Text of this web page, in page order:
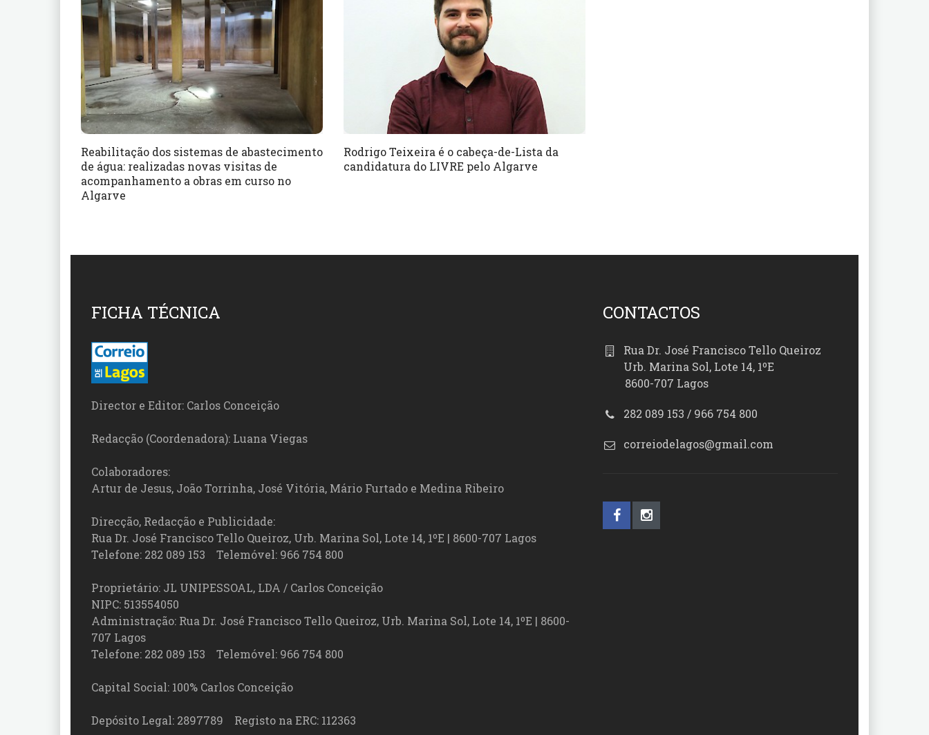
Reabilitação dos sistemas de abastecimento
de água: realizadas novas visitas de
acompanhamento a obras em curso no
Algarve
Rodrigo Teixeira é o cabeça-de-Lista da
candidatura do LIVRE pelo Algarve
FICHA TÉCNICA
Director e Editor: Carlos Conceição
Redacção (Coordenadora): Luana Viegas
Colaboradores:
Artur de Jesus, João Torrinha, José Vitória, Mário Furtado e Medina Ribeiro
Direcção, Redacção e Publicidade:
Rua Dr. José Francisco Tello Queiroz, Urb. Marina Sol, Lote 14, 1ºE | 8600-707 Lagos
Telefone: 282 089 153 Telemóvel: 966 754 800
Proprietário: JL UNIPESSOAL, LDA / Carlos Conceição
NIPC: 513554050
Administração: Rua Dr. José Francisco Tello Queiroz, Urb. Marina Sol, Lote 14, 1ºE | 8600-
707 Lagos
Telefone: 282 089 153 Telemóvel: 966 754 800
Capital Social: 100% Carlos Conceição
Depósito Legal: 2897789 Registo na ERC: 112363
CONTACTOS
Rua Dr. José Francisco Tello Queiroz
Urb. Marina Sol, Lote 14, 1ºE
8600-707 Lagos
282 089 153 / 966 754 800
correiodelagos@gmail.com